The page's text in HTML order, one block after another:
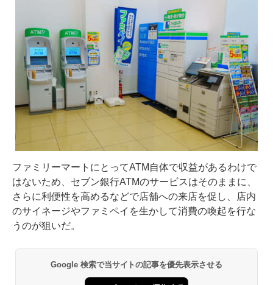
ファミリーマートにとってATM自体で収益があるわけで
はないため、セブン銀行ATMのサービスはそのままに、
さらに利便性を高めるなどで店舗への来店を促し、店内
のサイネージやファミペイを生かして消費の喚起を行な
うのが狙いだ。
Google 検索で当サイトの記事を優先表示させる